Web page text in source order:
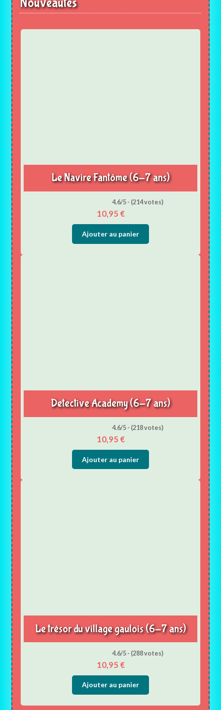
Le Navire Fantôme (6-7 ans)
4.6/5 - (214 votes)
10,95 €
Ajouter au panier
Detective Academy (6-7 ans)
4.6/5 - (218 votes)
10,95 €
Ajouter au panier
Le trésor du village gaulois (6-7 ans)
4.6/5 - (288 votes)
10,95 €
Ajouter au panier